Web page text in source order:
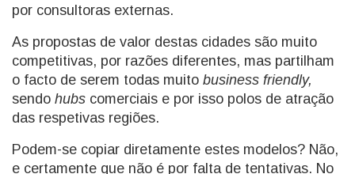
por consultoras externas.
As propostas de valor destas cidades são muito
competitivas, por razões diferentes, mas partilham
o facto de serem todas muito business friendly,
sendo hubs comerciais e por isso polos de atração
das respetivas regiões.
Podem-se copiar diretamente estes modelos? Não,
e certamente que não é por falta de tentativas. No